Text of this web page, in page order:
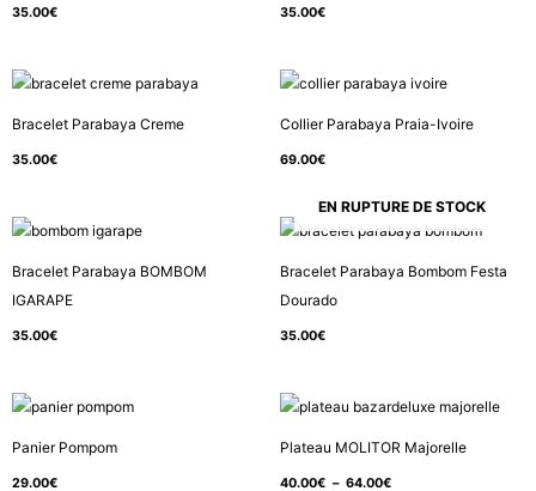
35.00€ 35.00€
Bracelet Parabaya Creme
35.00€
Collier Parabaya Praia-Ivoire
69.00€
Bracelet Parabaya BOMBOM
IGARAPE
35.00€
EN RUPTURE DE STOCK
Bracelet Parabaya Bombom Festa
Dourado
35.00€
Panier Pompom
29.00€
Plateau MOLITOR Majorelle
40.00€ – 64.00€
Plage